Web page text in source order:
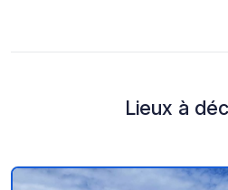
Lieux à